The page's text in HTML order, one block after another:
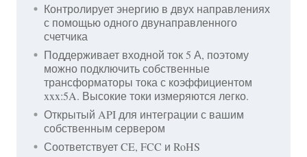
Контролирует энергию в двух направлениях
с помощью одного двунаправленного
счетчика
Поддерживает входной ток 5 А, поэтому
можно подключить собственные
трансформаторы тока с коэффициентом
xxx:5A. Высокие токи измеряются легко.
Открытый API для интеграции с вашим
собственным сервером
Соответствует CE, FCC и RoHS